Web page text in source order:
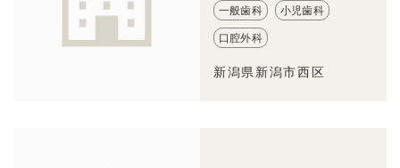
一般歯科 小児歯科
口腔外科
新潟県新潟市西区